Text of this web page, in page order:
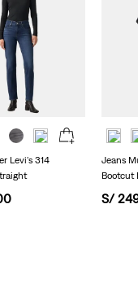
Levi's 314
Jeans
Bootcut
S/